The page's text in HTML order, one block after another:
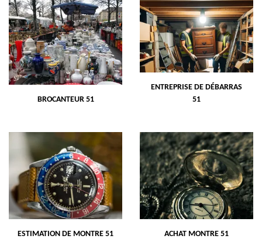
BROCANTEUR 51
ENTREPRISE DE DÉBARRAS
51
ESTIMATION DE MONTRE 51 ACHAT MONTRE 51